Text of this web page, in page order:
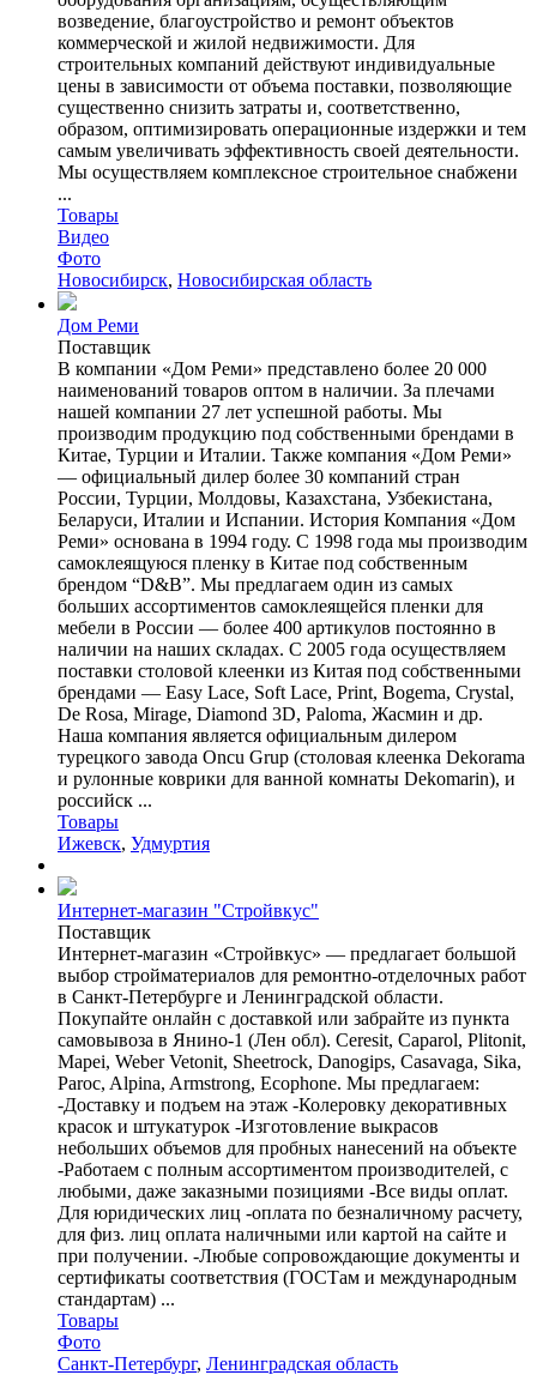
возведение, благоустройство и ремонт объектов
коммерческой и жилой недвижимости. Для
строительных компаний действуют индивидуальные
цены в зависимости от объема поставки, позволяющие
существенно снизить затраты и, соответственно,
образом, оптимизировать операционные издержки и тем
самым увеличивать эффективность своей деятельности.
Мы осуществляем комплексное строительное снабжени
...
Товары
Видео
Фото
Новосибирск, Новосибирская область
Дом Реми
Поставщик
В компании «Дом Реми» представлено более 20 000
наименований товаров оптом в наличии. За плечами
нашей компании 27 лет успешной работы. Мы
производим продукцию под собственными брендами в
Китае, Турции и Италии. Также компания «Дом Реми»
— официальный дилер более 30 компаний стран
России, Турции, Молдовы, Казахстана, Узбекистана,
Беларуси, Италии и Испании. История Компания «Дом
Реми» основана в 1994 году. С 1998 года мы производим
самоклеящуюся пленку в Китае под собственным
брендом “D&B”. Мы предлагаем один из самых
больших ассортиментов самоклеящейся пленки для
мебели в России — более 400 артикулов постоянно в
наличии на наших складах. С 2005 года осуществляем
поставки столовой клеенки из Китая под собственными
брендами — Easy Lace, Soft Lace, Print, Bogema, Crystal,
De Rosa, Mirage, Diamond 3D, Paloma, Жасмин и др.
Наша компания является официальным дилером
турецкого завода Oncu Grup (столовая клеенка Dekorama
и рулонные коврики для ванной комнаты Dekomarin), и
российск ...
Товары
Ижевск, Удмуртия
Интернет-магазин "Стройвкус"
Поставщик
Интернет-магазин «Стройвкус» — предлагает большой
выбор стройматериалов для ремонтно-отделочных работ
в Санкт-Петербурге и Ленинградской области.
Покупайте онлайн с доставкой или забрайте из пункта
самовывоза в Янино-1 (Лен обл). Ceresit, Caparol, Plitonit,
Mapei, Weber Vetonit, Sheetrock, Danogips, Сasavaga, Sika,
Paroc, Alpina, Armstrong, Ecophone. Мы предлагаем:
-Доставку и подъем на этаж -Колеровку декоративных
красок и штукатурок -Изготовление выкрасов
небольших объемов для пробных нанесений на объекте
-Работаем с полным ассортиментом производителей, с
любыми, даже заказными позициями -Все виды оплат.
Для юридических лиц -оплата по безналичному расчету,
для физ. лиц оплата наличными или картой на сайте и
при получении. -Любые сопровождающие документы и
сертификаты соответствия (ГОСТам и международным
стандартам) ...
Товары
Фото
Санкт-Петербург, Ленинградская область